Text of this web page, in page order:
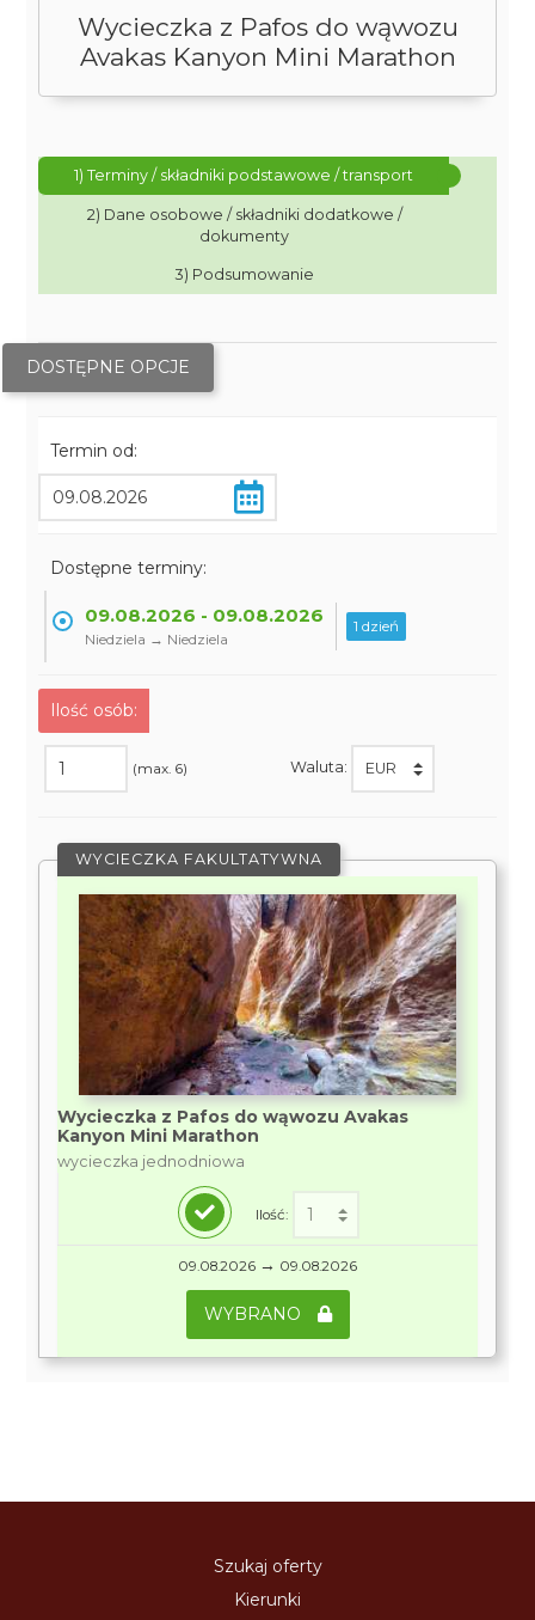
Wycieczka z Pafos do wąwozu
Avakas Kanyon Mini Marathon
1) Terminy / składniki podstawowe / transport
2) Dane osobowe / składniki dodatkowe /
dokumenty
3) Podsumowanie
DOSTĘPNE OPCJE
Termin od:
Dostępne terminy:
09.08.2026 - 09.08.2026
Niedziela → Niedziela
1 dzień
Ilość osób:
(max. 6) Waluta:
WYCIECZKA FAKULTATYWNA
Wycieczka z Pafos do wąwozu Avakas
Kanyon Mini Marathon
wycieczka jednodniowa
Ilość:
09.08.2026 → 09.08.2026
WYBRANO
Szukaj oferty
Kierunki